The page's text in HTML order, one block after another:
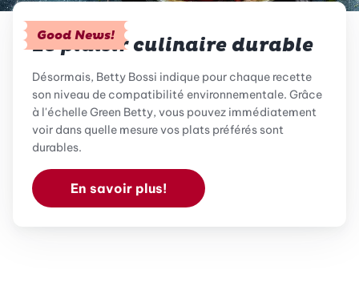
Good News!
Le plaisir culinaire durable
Désormais, Betty Bossi indique pour chaque recette
son niveau de compatibilité environnementale. Grâce
à l'échelle Green Betty, vous pouvez immédiatement
voir dans quelle mesure vos plats préférés sont
durables.
En savoir plus!